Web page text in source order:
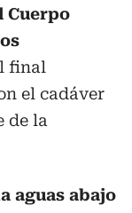
Cuerpo
final
el cadáver
de la
aguas abajo